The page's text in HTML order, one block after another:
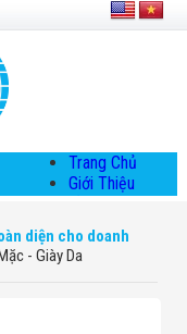
Trang Chủ
Giới Thiệu
Nam
Hội Đồng Quản
Trị
diện cho doanh
- Giày Da